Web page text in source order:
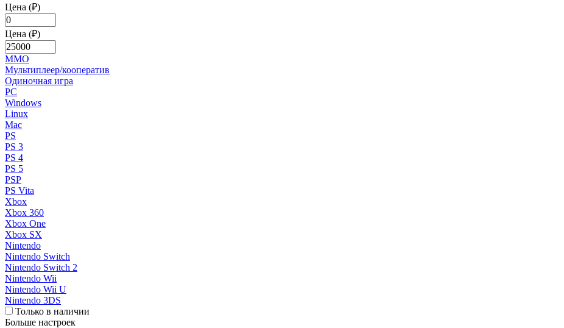
Цена (₽)
Цена (₽)
MMO
Мультиплеер/кооператив
Одиночная игра
PC
Windows
Linux
Mac
PS
PS 3
PS 4
PS 5
PSP
PS Vita
Xbox
Xbox 360
Xbox One
Xbox SX
Nintendo
Nintendo Switch
Nintendo Switch 2
Nintendo Wii
Nintendo Wii U
Nintendo 3DS
Только в наличии
Больше настроек